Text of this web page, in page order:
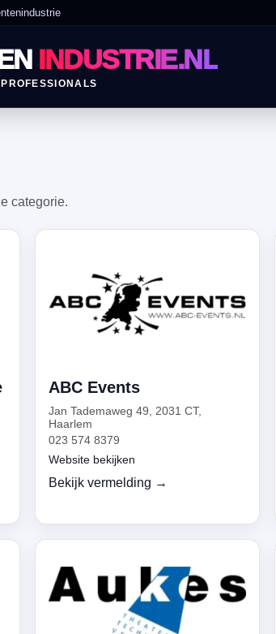
INDUSTRIE.NL
categorie.
ABC Events
Jan Tademaweg 49, 2031 CT,
Haarlem
023 574 8379
Website bekijken
Bekijk vermelding →